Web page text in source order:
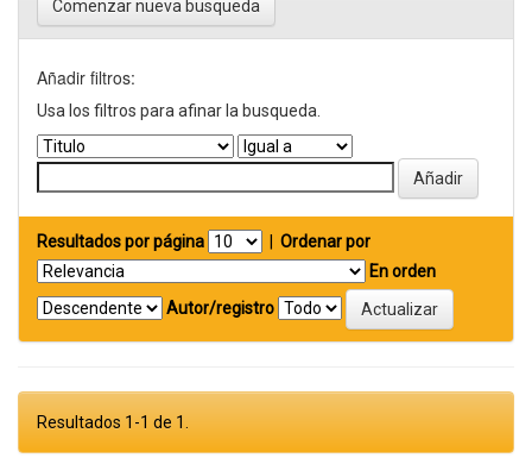
Comenzar nueva busqueda
Añadir filtros:
Usa los filtros para afinar la busqueda.
Resultados por página
Ordenar por
En orden
Autor/registro
Resultados 1-1 de 1.